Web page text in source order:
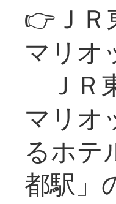
👉ＪＲ
マリオ
ＪＲ
マリオ
るホテ
都駅」